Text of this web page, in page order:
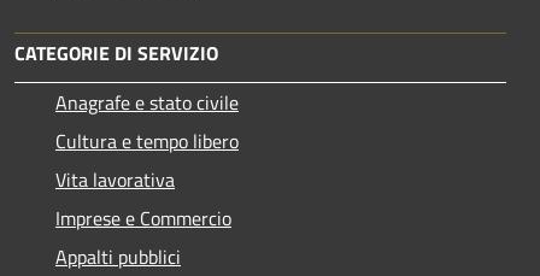
CATEGORIE DI SERVIZIO
Anagrafe e stato civile
Cultura e tempo libero
Vita lavorativa
Imprese e Commercio
Appalti pubblici